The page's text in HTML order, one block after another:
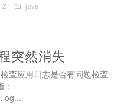
2 java
突然消失
查应用日志是否有问题检查